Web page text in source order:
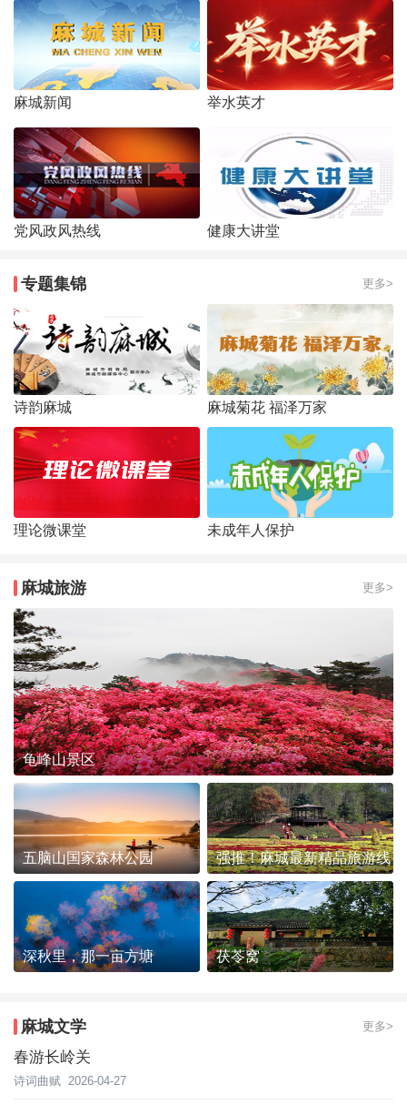
麻城新闻 举水英才
党风政风热线 健康大讲堂
专题集锦 更多>
诗韵麻城 麻城菊花 福泽万家
理论微课堂 未成年人保护
麻城旅游 更多>
龟峰山景区
五脑山国家森林公园 强推！麻城最新精品旅游线
路发布~
深秋里，那一亩方塘 茯苓窝
麻城文学 更多>
春游长岭关
诗词曲赋 2026-04-27